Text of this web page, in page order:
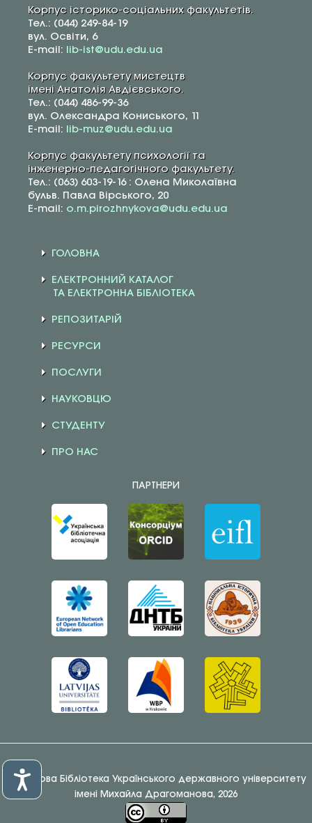
Корпус історико-соціальних факультетів.
Тел.: (044) 249-84-19
вул. Освіти, 6
E-mail:
lib-ist@udu.edu.ua
Корпус факультету мистецтв
імені Анатолія Авдієвського.
Тел.: (044) 486-99-36
вул. Олександра Кониського, 11
E-mail:
lib-muz@udu.edu.ua
Корпус факультету психології та
інженерно-педагогічного факультету.
Тел.: (063) 603-19-16 : Олена Миколаївна
бульв. Павла Вірського, 20
E-mail: o.m.pirozhnykova@udu.edu.ua
ГОЛОВНА
ЕЛЕКТРОННИЙ КАТАЛОГ
ТА ЕЛЕКТРОННА БІБЛІОТЕКА
РЕПОЗИТАРІЙ
РЕСУРСИ
ПОСЛУГИ
НАУКОВЦЮ
СТУДЕНТУ
ПРО НАС
ПАРТНЕРИ
© Наукова Бібліотека Українського державного університету
імені Михайла Драгоманова, 2026